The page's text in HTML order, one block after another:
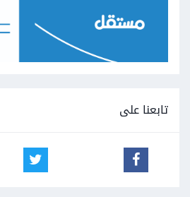
تابعنا على